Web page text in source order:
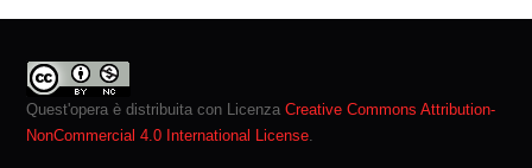
Quest'opera è distribuita con LicenzaCreative Commons Attribution-
NonCommercial 4.0 International License.